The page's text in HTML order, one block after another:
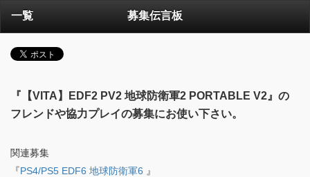
一覧 募集伝言板
『【VITA】EDF2 PV2 地球防衛軍2 PORTABLE V2』の
フレンドや協力プレイの募集にお使い下さい。
関連募集
『PS4/PS5 EDF6 地球防衛軍6 』